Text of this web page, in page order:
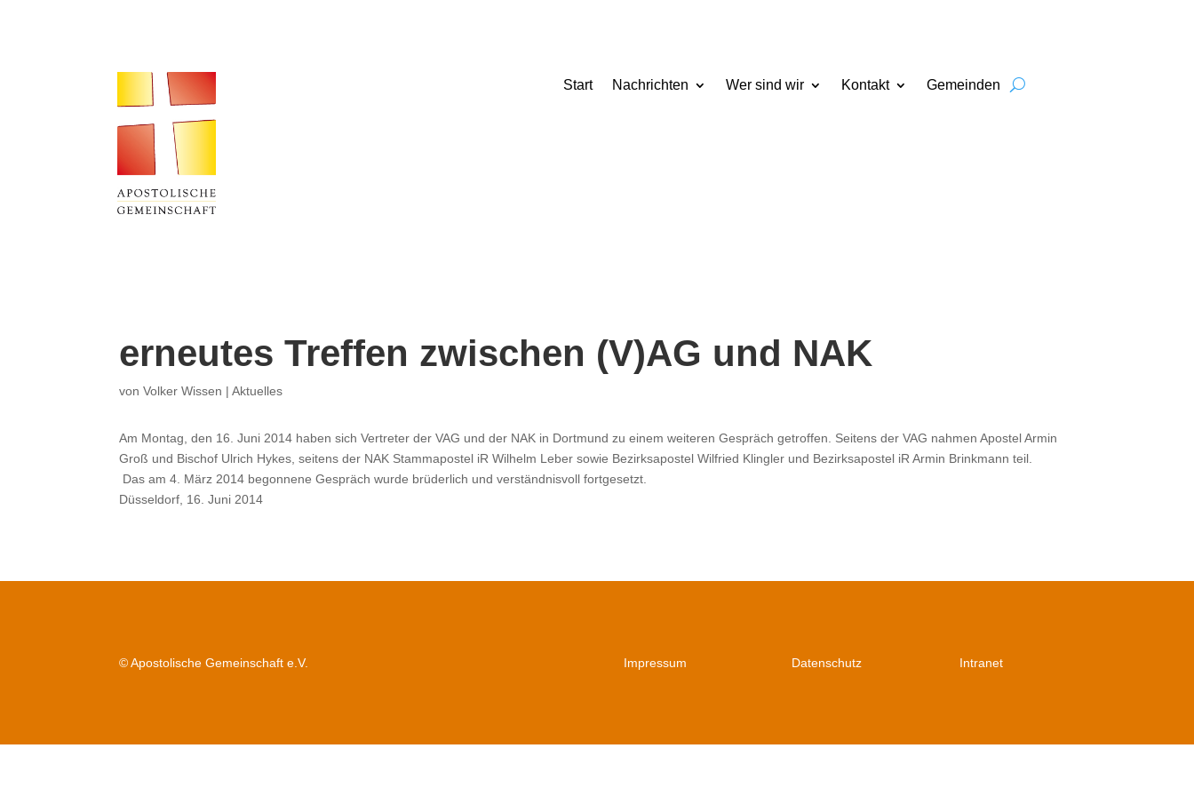
Start Nachrichten Wer sind wir Kontakt Gemeinden
erneutes Treffen zwischen (V)AG und NAK
vonVolker Wissen |Aktuelles
Am Montag, den 16. Juni 2014 haben sich Vertreter der VAG und der NAK in Dortmund zu einem weiteren Gespräch getroffen. Seitens der VAG nahmen Apostel Armin
Groß und Bischof Ulrich Hykes, seitens der NAK Stammapostel iR Wilhelm Leber sowie Bezirksapostel Wilfried Klingler und Bezirksapostel iR Armin Brinkmann teil.
Das am 4. März 2014 begonnene Gespräch wurde brüderlich und verständnisvoll fortgesetzt.
Düsseldorf, 16. Juni 2014
© Apostolische Gemeinschaft e.V. Impressum Datenschutz Intranet